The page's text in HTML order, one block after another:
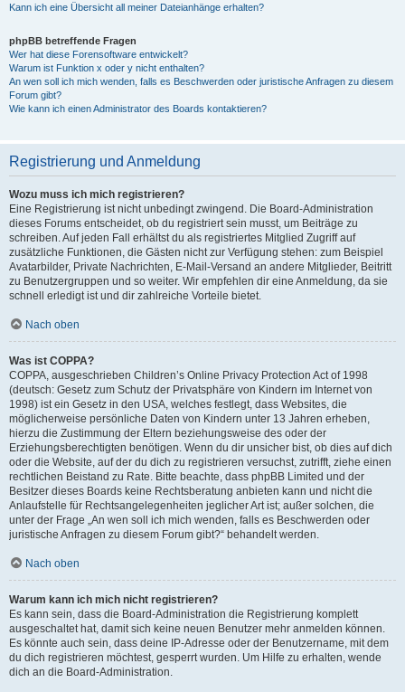
Kann ich eine Übersicht all meiner Dateianhänge erhalten?
phpBB betreffende Fragen
Wer hat diese Forensoftware entwickelt?
Warum ist Funktion x oder y nicht enthalten?
An wen soll ich mich wenden, falls es Beschwerden oder juristische Anfragen zu diesem
Forum gibt?
Wie kann ich einen Administrator des Boards kontaktieren?
Registrierung und Anmeldung
Wozu muss ich mich registrieren?
Eine Registrierung ist nicht unbedingt zwingend. Die Board-Administration
dieses Forums entscheidet, ob du registriert sein musst, um Beiträge zu
schreiben. Auf jeden Fall erhältst du als registriertes Mitglied Zugriff auf
zusätzliche Funktionen, die Gästen nicht zur Verfügung stehen: zum Beispiel
Avatarbilder, Private Nachrichten, E-Mail-Versand an andere Mitglieder, Beitritt
zu Benutzergruppen und so weiter. Wir empfehlen dir eine Anmeldung, da sie
schnell erledigt ist und dir zahlreiche Vorteile bietet.
Nach oben
Was ist COPPA?
COPPA, ausgeschrieben Children’s Online Privacy Protection Act of 1998
(deutsch: Gesetz zum Schutz der Privatsphäre von Kindern im Internet von
1998) ist ein Gesetz in den USA, welches festlegt, dass Websites, die
möglicherweise persönliche Daten von Kindern unter 13 Jahren erheben,
hierzu die Zustimmung der Eltern beziehungsweise des oder der
Erziehungsberechtigten benötigen. Wenn du dir unsicher bist, ob dies auf dich
oder die Website, auf der du dich zu registrieren versuchst, zutrifft, ziehe einen
rechtlichen Beistand zu Rate. Bitte beachte, dass phpBB Limited und der
Besitzer dieses Boards keine Rechtsberatung anbieten kann und nicht die
Anlaufstelle für Rechtsangelegenheiten jeglicher Art ist; außer solchen, die
unter der Frage „An wen soll ich mich wenden, falls es Beschwerden oder
juristische Anfragen zu diesem Forum gibt?“ behandelt werden.
Nach oben
Warum kann ich mich nicht registrieren?
Es kann sein, dass die Board-Administration die Registrierung komplett
ausgeschaltet hat, damit sich keine neuen Benutzer mehr anmelden können.
Es könnte auch sein, dass deine IP-Adresse oder der Benutzername, mit dem
du dich registrieren möchtest, gesperrt wurden. Um Hilfe zu erhalten, wende
dich an die Board-Administration.